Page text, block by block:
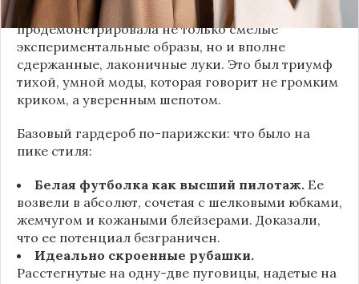
косметичка», завершившаяся неделя моды
продемонстрировала не только смелые
экспериментальные образы, но и вполне
сдержанные, лаконичные луки. Это был триумф
тихой, умной моды, которая говорит не громким
криком, а уверенным шепотом.
Базовый гардероб по-парижски: что было на
пике стиля:
Белая футболка как высший пилотаж. Ее
возвели в абсолют, сочетая с шелковыми юбками,
жемчугом и кожаными блейзерами. Доказали,
что ее потенциал безграничен.
Идеально скроенные рубашки.
Расстегнутые на одну-две пуговицы, надетые на